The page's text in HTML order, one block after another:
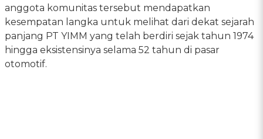
anggota komunitas tersebut mendapatkan
kesempatan langka untuk melihat dari dekat sejarah
panjang PT YIMM yang telah berdiri sejak tahun 1974
hingga eksistensinya selama 52 tahun di pasar
otomotif.